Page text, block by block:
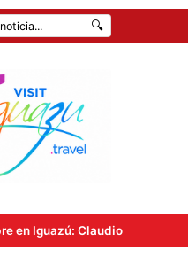
🔍
Filippa renunció a